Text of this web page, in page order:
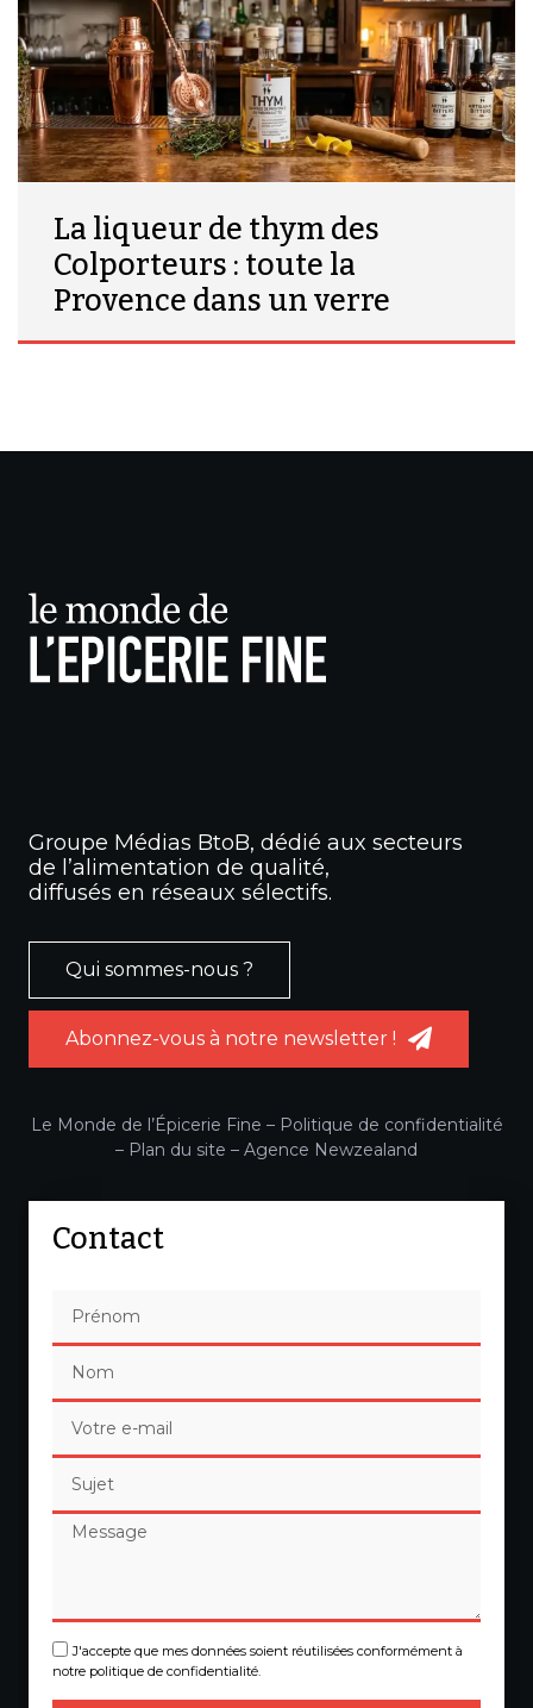
La liqueur de thym des
Colporteurs : toute la
Provence dans un verre
Groupe Médias BtoB, dédié aux secteurs
de l’alimentation de qualité,
diffusés en réseaux sélectifs.
Qui sommes-nous ?
Abonnez-vous à notre newsletter !
Le Monde de l’Épicerie Fine – Politique de confidentialité
– Plan du site – Agence Newzealand
Contact
J'accepte que mes données soient réutilisées conformément à
notre politique de confidentialité.